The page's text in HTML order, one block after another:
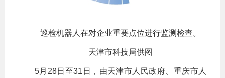
巡检机器人在对企业重要点位进行监测检查。
天津市科技局供图
5月28日至31日，由天津市人民政府、重庆市人